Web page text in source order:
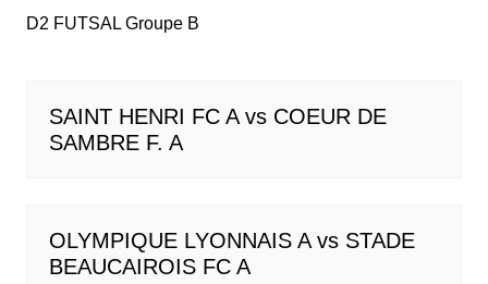
D2 FUTSAL Groupe B
SAINT HENRI FC A vs COEUR DE
SAMBRE F. A
OLYMPIQUE LYONNAIS A vs STADE
BEAUCAIROIS FC A